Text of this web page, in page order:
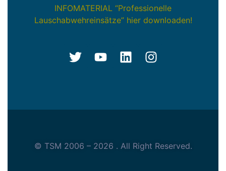
INFOMATERIAL “Professionelle
Lauschabwehreinsätze” hier downloaden!
© TSM 2006 – 2026 . All Right Reserved.